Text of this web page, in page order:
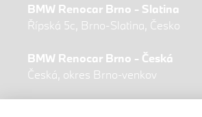
BMW Renocar Brno - Slatina
Řípská 5c, Brno-Slatina, Česko
BMW Renocar Brno - Česká
Česká, okres Brno-venkov